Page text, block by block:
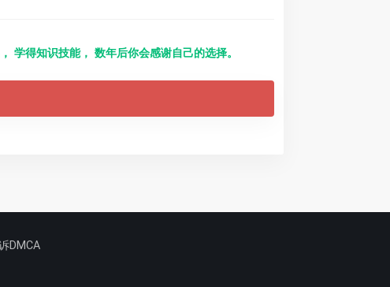
学得知识技能， 数年后你会感谢自己的选择。
DMCA